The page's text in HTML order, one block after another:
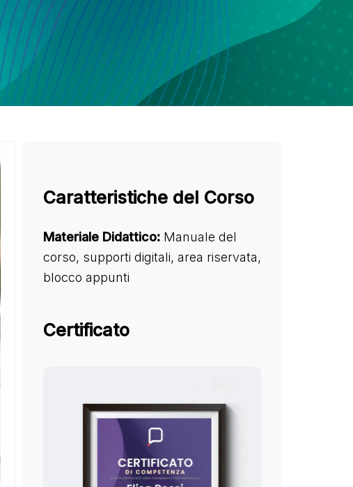
Caratteristiche del Corso
Materiale Didattico:Manuale del
corso, supporti digitali, area riservata,
blocco appunti
Certificato